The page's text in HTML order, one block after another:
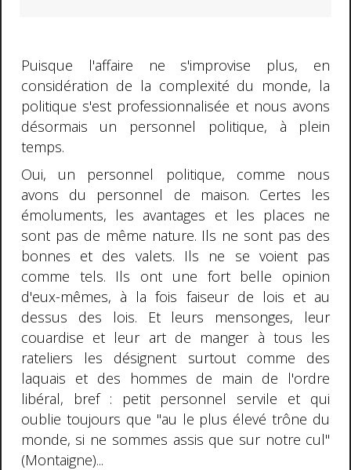
Puisque l'affaire ne s'improvise plus, en
considération de la complexité du monde, la
politique s'est professionnalisée et nous avons
désormais un personnel politique, à plein
temps.
Oui, un personnel politique, comme nous
avons du personnel de maison. Certes les
émoluments, les avantages et les places ne
sont pas de même nature. Ils ne sont pas des
bonnes et des valets. Ils ne se voient pas
comme tels. Ils ont une fort belle opinion
d'eux-mêmes, à la fois faiseur de lois et au
dessus des lois. Et leurs mensonges, leur
couardise et leur art de manger à tous les
rateliers les désignent surtout comme des
laquais et des hommes de main de l'ordre
libéral, bref : petit personnel servile et qui
oublie toujours que "au le plus élevé trône du
monde, si ne sommes assis que sur notre cul"
(Montaigne)...